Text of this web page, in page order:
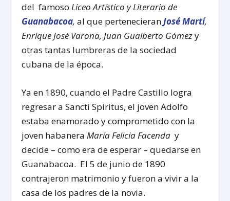
del famosoLiceo Artístico y Literario de
Guanabacoa,al que pertenecieranJosé Martí,
Enrique José Varona, Juan Gualberto Gómezy
otras tantas lumbreras de la sociedad
cubana de la época.
Ya en 1890, cuando el Padre Castillo logra
regresar a Sancti Spiritus, el joven Adolfo
estaba enamorado y comprometido con la
joven habaneraMaría Felicia Facenda y
decide – como era de esperar – quedarse en
Guanabacoa. El 5 de junio de 1890
contrajeron matrimonio y fueron a vivir a la
casa de los padres de la novia.